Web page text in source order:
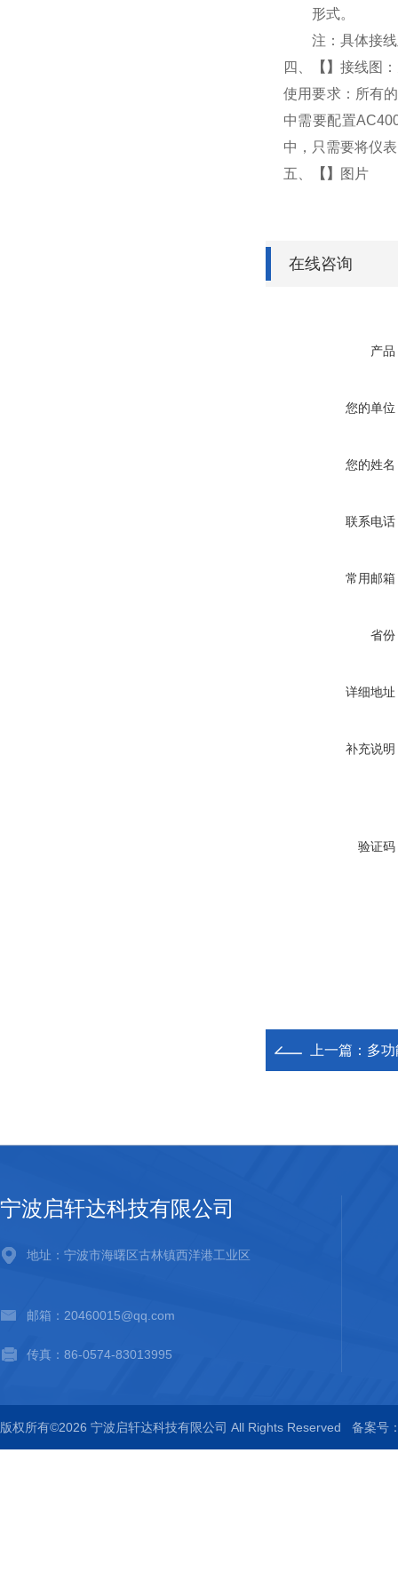
形式。
注：具体接
四、
【 】 接线图
使用要求：所有
中需要配置
中，只需要将仪
五、
【 】 图片
在线咨询
产品
您的单位
您的姓名
联系电话
常用邮箱
省份
详细地址
补充说明
验证码
上一篇： 多
宁波启轩达科技有限公司
地址：宁波市海曙区古林镇西洋港工业区
邮箱：20460015@qq.com
传真：86-0574-83013995
版权所有©2026 宁波启轩达科技有限公司 All Rights Reserved 备案号